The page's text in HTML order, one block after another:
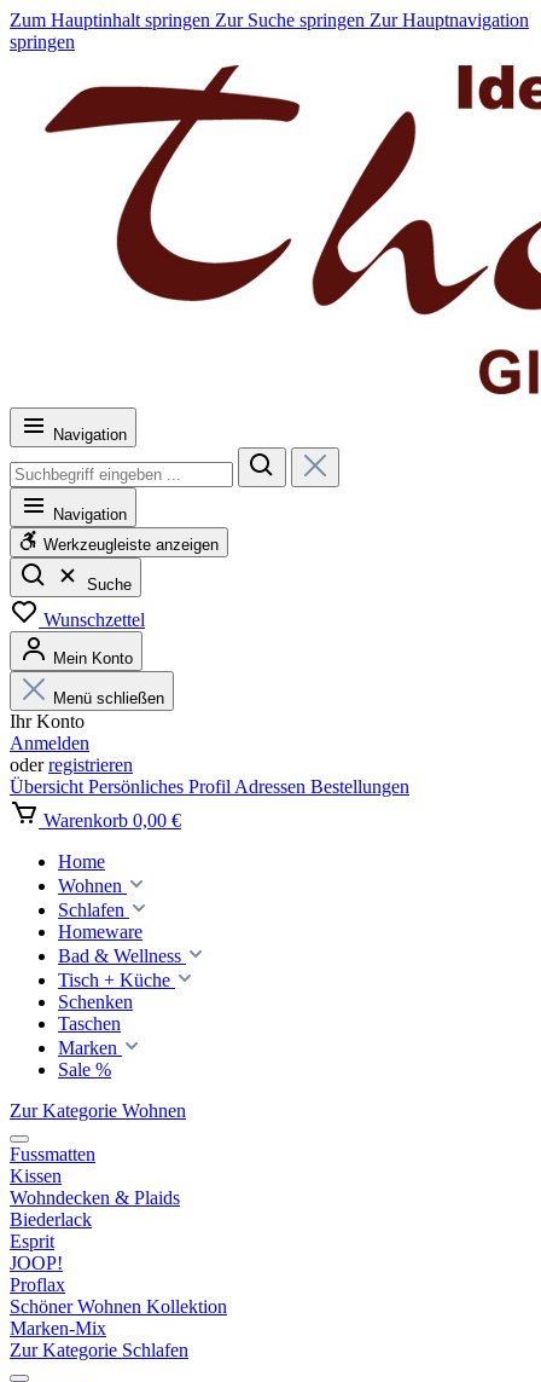
Zum Hauptinhalt springen Zur Suche springen Zur Hauptnavigation
springen
Navigation
Navigation
Werkzeugleiste anzeigen
Suche
Wunschzettel
Mein Konto
Menü schließen
Ihr Konto
Anmelden
oderregistrieren
Übersicht Persönliches Profil Adressen Bestellungen
Warenkorb 0,00 €
Home
Wohnen
Schlafen
Homeware
Bad & Wellness
Tisch + Küche
Schenken
Taschen
Marken
Sale %
Zur Kategorie Wohnen
Fussmatten
Kissen
Wohndecken & Plaids
Biederlack
Esprit
JOOP!
Proflax
Schöner Wohnen Kollektion
Marken-Mix
Zur Kategorie Schlafen